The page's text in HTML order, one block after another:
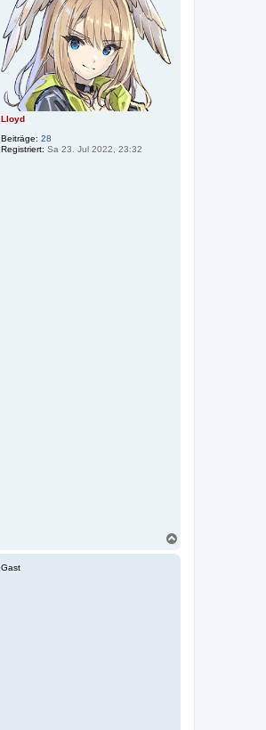
Lloyd
Beiträge: 28
Registriert: Sa 23. Jul 2022, 23:32
Gast